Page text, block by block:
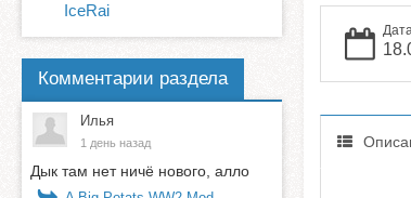
IceRai
Комментарии раздела
Илья
1 день назад
Дык там нет ничё нового, алло